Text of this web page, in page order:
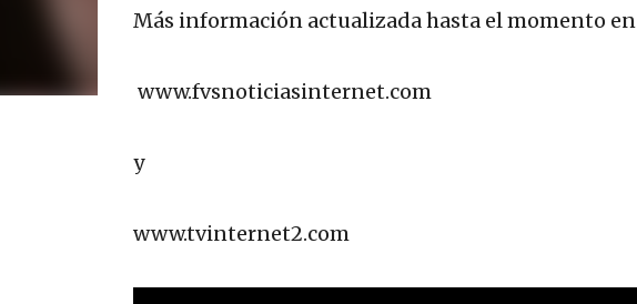
Más información actualizada hasta el momento en
www.fvsnoticiasinternet.com
y
www.tvinternet2.com